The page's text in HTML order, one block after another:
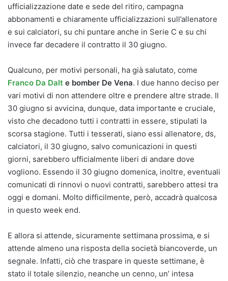
ufficializzazione date e sede del ritiro, campagna
abbonamenti e chiaramente ufficializzazioni sull’allenatore
e sui calciatori, su chi puntare anche in Serie C e su chi
invece far decadere il contratto il 30 giugno.
Qualcuno, per motivi personali, ha già salutato, come
Franco Da Dalt e bomber De Vena. I due hanno deciso per
vari motivi di non attendere oltre e prendere altre strade. Il
30 giugno si avvicina, dunque, data importante e cruciale,
visto che decadono tutti i contratti in essere, stipulati la
scorsa stagione. Tutti i tesserati, siano essi allenatore, ds,
calciatori, il 30 giugno, salvo comunicazioni in questi
giorni, sarebbero ufficialmente liberi di andare dove
vogliono. Essendo il 30 giugno domenica, inoltre, eventuali
comunicati di rinnovi o nuovi contratti, sarebbero attesi tra
oggi e domani. Molto difficilmente, però, accadrà qualcosa
in questo week end.
E allora si attende, sicuramente settimana prossima, e si
attende almeno una risposta della società biancoverde, un
segnale. Infatti, ciò che traspare in queste settimane, è
stato il totale silenzio, neanche un cenno, un’ intesa